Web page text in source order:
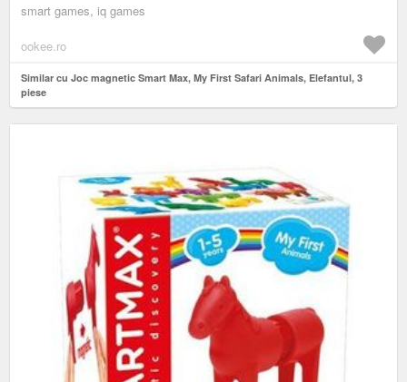
smart games, iq games
ookee.ro
Similar cu Joc magnetic Smart Max, My First Safari Animals, Elefantul, 3
piese